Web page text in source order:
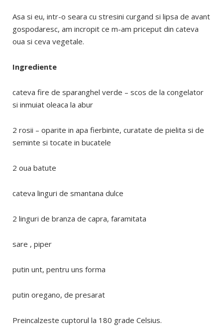
Asa si eu, intr-o seara cu stresini curgand si lipsa de avant
gospodaresc, am incropit ce m-am priceput din cateva
oua si ceva vegetale.
Ingrediente
cateva fire de sparanghel verde – scos de la congelator
si inmuiat oleaca la abur
2 rosii – oparite in apa fierbinte, curatate de pielita si de
seminte si tocate in bucatele
2 oua batute
cateva linguri de smantana dulce
2 linguri de branza de capra, faramitata
sare , piper
putin unt, pentru uns forma
putin oregano, de presarat
Preincalzeste cuptorul la 180 grade Celsius.